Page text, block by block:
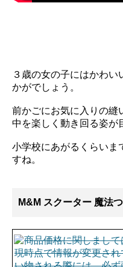
３歳の女の子にはかわ
かがでしょう。
前かごにお気に入りの縫
中を楽しく動き回る姿が
小学校にあがるくらいま
すね。
M&M スクーター 魔法